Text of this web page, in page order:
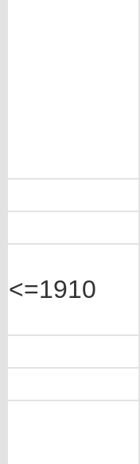
<=1910